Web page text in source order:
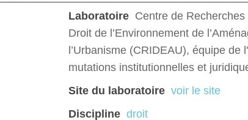
Laboratoire Centre de
Droit de l’Environnement de
l’Urbanisme (CRIDEAU), équipe de
mutations institutionnelles et
Site du laboratoire voir le site
Discipline droit